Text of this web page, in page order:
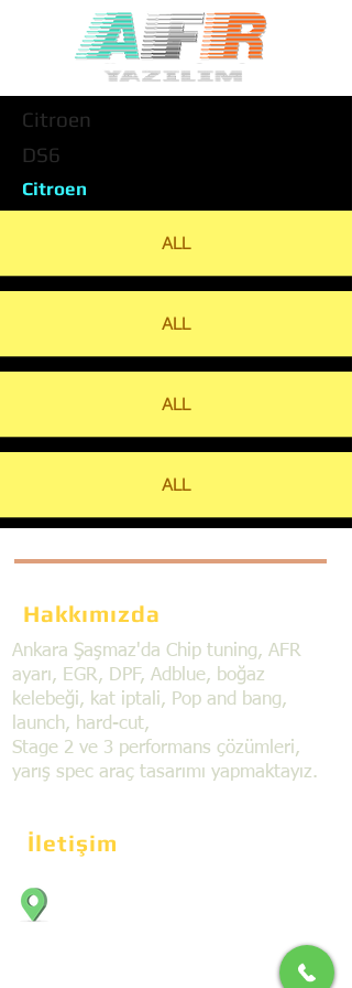
Citroen
DS6
Citroen
ALL
ALL
ALL
ALL
Hakkımızda
Ankara Şaşmaz'da Chip tuning, AFR
ayarı, EGR, DPF, Adblue, boğaz
kelebeği, kat iptali, Pop and bang,
launch, hard-cut,
Stage 2 ve 3 performans çözümleri,
yarış spec araç tasarımı yapmaktayız.
İletişim